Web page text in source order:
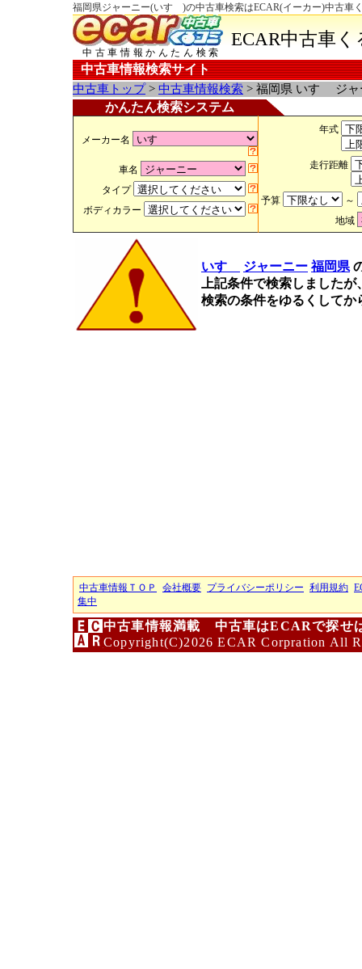
福岡県ジャーニー(いすゞ)の中古車検索はECAR(イーカー)中古車
中古車情報かんたん検索
ECAR中古車
中古車情報検索サイト
中古車トップ> 中古車情報検索 > 福岡県 いすゞ ジ
かんたん検索システム
メーカー名
車名
タイプ
ボディカラー
年式
走行距離
予算
～
地域
いすゞ ジャーニー 福岡県
上記条件で検索しました
検索の条件をゆるくして
中古車情報ＴＯＰ 会社概要 プライバシーポリシー 利用規約
集中
中古車情報満載 中古車はECARで探せ
Copyright(C)2026 ECAR Corpration All